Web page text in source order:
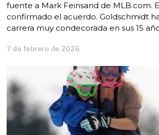
fuente a Mark Feinsand de MLB.com.
confirmado el acuerdo. Goldschmidt
carrera muy condecorada en sus 15
7 de febrero de 2026